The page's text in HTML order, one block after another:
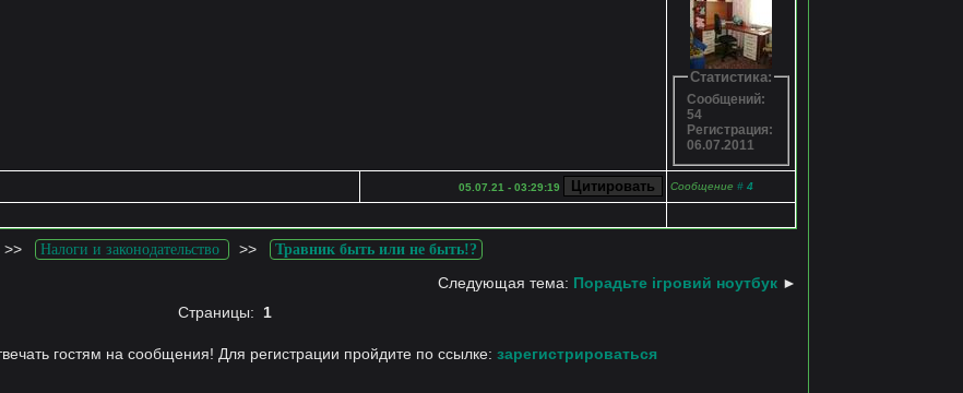
Статистика:
Сообщений:
54
Регистрация:
06.07.2011
05.07.21 - 03:29:19 Сообщение # 4
>> Налоги и законодательство >> Травник быть или не быть!?
Следующая тема: Порадьте ігровий ноутбук►
Страницы: 1
гостям на сообщения! Для регистрации пройдите по ссылке: зарегистрироваться